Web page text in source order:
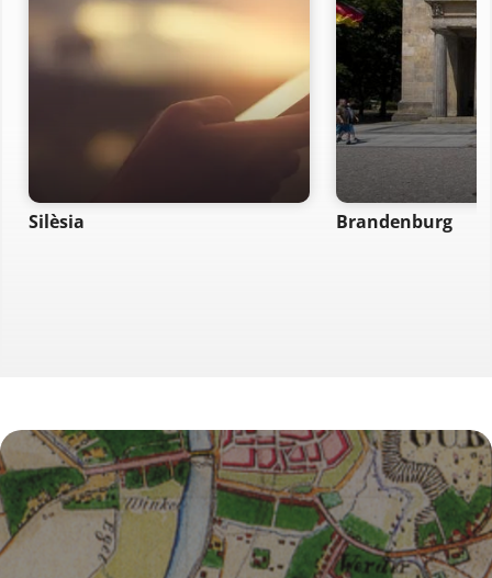
Silèsia Brandenburg